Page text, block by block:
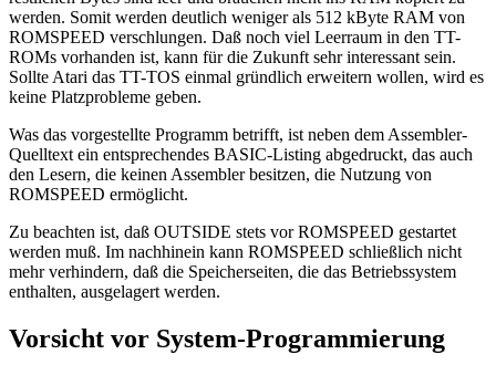
werden. Somit werden deutlich weniger als 512 kByte RAM von
ROMSPEED verschlungen. Daß noch viel Leerraum in den TT-
ROMs vorhanden ist, kann für die Zukunft sehr interessant sein.
Sollte Atari das TT-TOS einmal gründlich erweitern wollen, wird es
keine Platzprobleme geben.
Was das vorgestellte Programm betrifft, ist neben dem Assembler-
Quelltext ein entsprechendes BASIC-Listing abgedruckt, das auch
den Lesern, die keinen Assembler besitzen, die Nutzung von
ROMSPEED ermöglicht.
Zu beachten ist, daß OUTSIDE stets vor ROMSPEED gestartet
werden muß. Im nachhinein kann ROMSPEED schließlich nicht
mehr verhindern, daß die Speicherseiten, die das Betriebssystem
enthalten, ausgelagert werden.
Vorsicht vor System-Programmierung